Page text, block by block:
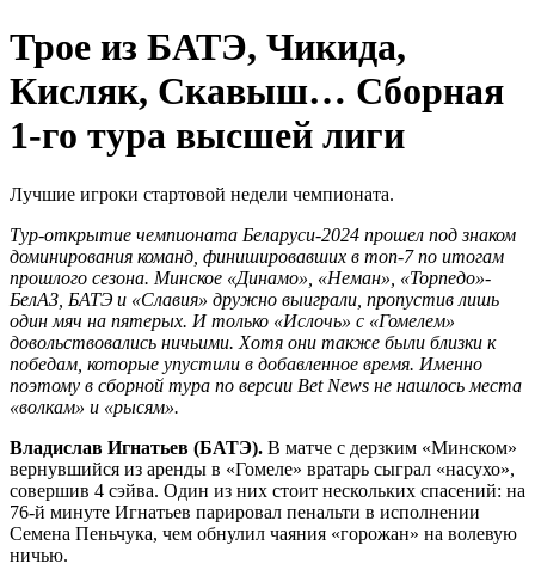
Трое из БАТЭ, Чикида,
Кисляк, Скавыш… Сборная
1-го тура высшей лиги
Лучшие игроки стартовой недели чемпионата.
Тур-открытие чемпионата Беларуси-2024 прошел под знаком
доминирования команд, финишировавших в топ-7 по итогам
прошлого сезона. Минское «Динамо», «Неман», «Торпедо»-
БелАЗ, БАТЭ и «Славия» дружно выиграли, пропустив лишь
один мяч на пятерых. И только «Ислочь» с «Гомелем»
довольствовались ничьими. Хотя они также были близки к
победам, которые упустили в добавленное время. Именно
поэтому в сборной тура по версии Bet News не нашлось места
«волкам» и «рысям».
Владислав Игнатьев (БАТЭ). В матче с дерзким «Минском»
вернувшийся из аренды в «Гомеле» вратарь сыграл «насухо»,
совершив 4 сэйва. Один из них стоит нескольких спасений: на
76-й минуте Игнатьев парировал пенальти в исполнении
Семена Пеньчука, чем обнулил чаяния «горожан» на волевую
ничью.